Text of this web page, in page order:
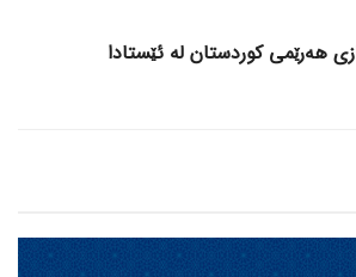
هەرێمی کوردستان لە ئێستادا